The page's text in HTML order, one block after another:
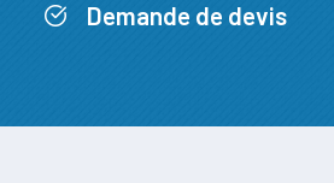
Demande de devis